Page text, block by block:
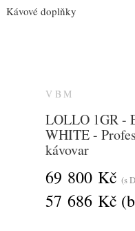
Kávové doplňky
VBM
LOLLO 1GR -
WHITE -
kávovar
69 800 Kč (s
57 686 Kč